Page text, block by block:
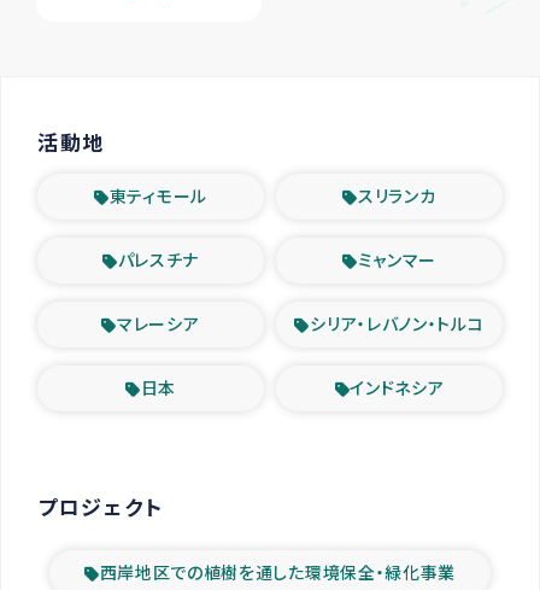
活動地
東ティモール スリランカ
パレスチナ ミャンマー
マレーシア シリア・レバノン・トルコ
日本 インドネシア
プロジェクト
西岸地区での植樹を通した環境保全・緑化事業